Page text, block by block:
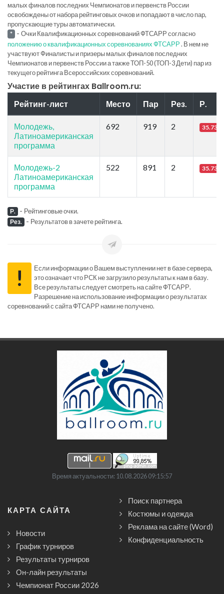
малых финалов последних Чемпионатов и первенств России
освобождены от набора рейтинговых очков и попадают в число пар,
пропускающие туры автоматически.
* - Очки Квалификационных соревнований ФТСАРР согласно
положению о квалификационных соревнованиях ФТСАРР. В нем не
участвуют Финалисты и призеры малых финалов последних
Чемпионатов и первенств России а также ТОП-50 (ТОП-3 Дети) пар из
текущего рейтинга Всероссийских соревнований.
Участие в рейтингах Ballroom.ru:
Рейтинг-лист Место Пар Рез. Р.
Молодежь,
Латиноамериканская
программа
692 919 2 35.73
Молодежь-2
Латиноамериканская
программа
522 891 2 35.73
Р. - Рейтинговые очки.
Рез. - Результатов в зачете рейтинга.
!
Если информации о Вашем выступлении нет в базе сервера,
это означает что РСК не загрузило результаты к нам в базу.
Все результаты следует смотреть на сайте ФТСАРР.
Разрешение на использование информации о результатах
соревнований с сайта ФТСАРР нами не получено.
Время актуальности: 10.08.2026 09:15:57
КАРТА САЙТА
Новости
График турниров
Результаты турниров
Он-лайн результаты
Чемпионат России 2026
Поиск партнера
Костюмы и одежда
Реклама на сайте (Word)
Конфиденциальность